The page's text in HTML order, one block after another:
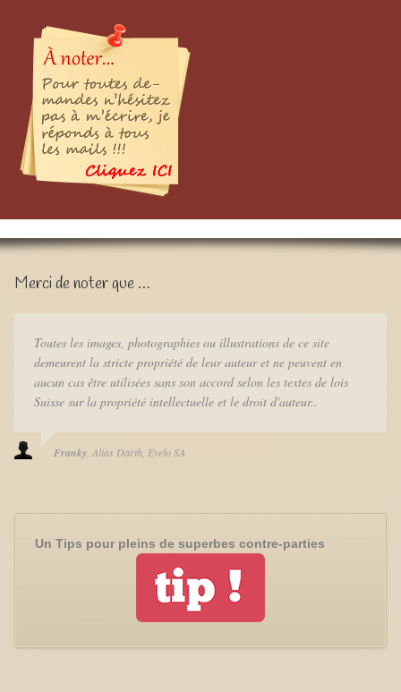
Merci de noter que …
Toutes les images, photographies ou illustrations de ce site
demeurent la stricte propriété de leur auteur et ne peuvent en
aucun cas être utilisées sans son accord selon les textes de lois
Suisse sur la propriété intellectuelle et le droit d'auteur..
Franky Alias Darth Eyelo SA
Un Tips pour pleins de superbes contre-parties